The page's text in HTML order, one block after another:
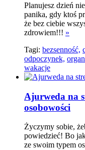
Planujesz dzień
panika, gdy ktoś
że bez ciebie
zdrowiem!!! »
Tagi: bezsenność,
odpoczynek,
wakacje
Ajurweda na
osobowości
Życzymy sobie,
powiedzieć! Bo
ze swoim typem